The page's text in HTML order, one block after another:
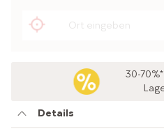
30-
Details